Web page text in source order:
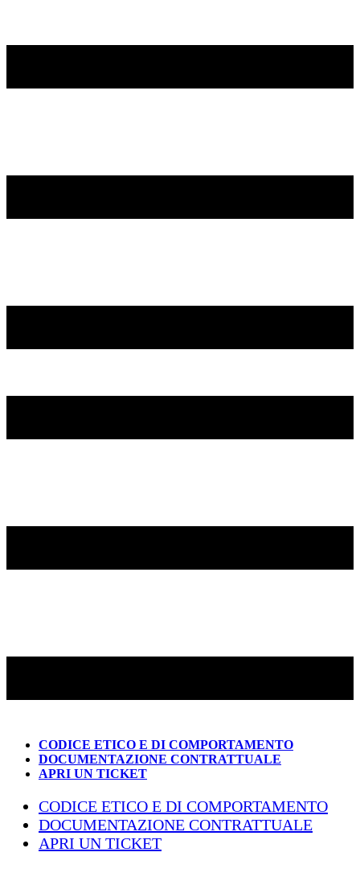
CODICE ETICO E DI COMPORTAMENTO
DOCUMENTAZIONE CONTRATTUALE
APRI UN TICKET
CODICE ETICO E DI COMPORTAMENTO
DOCUMENTAZIONE CONTRATTUALE
APRI UN TICKET